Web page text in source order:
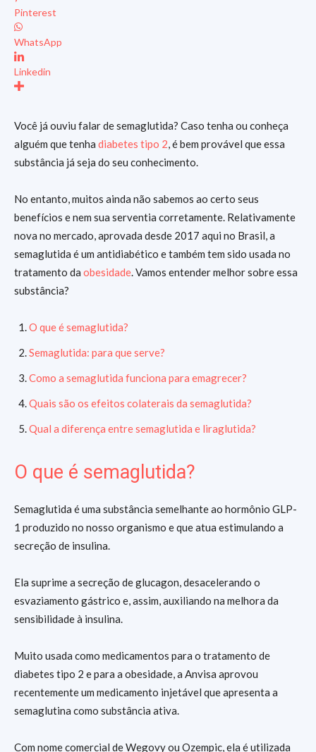
Pinterest
WhatsApp
Linkedin
Você já ouviu falar de semaglutida? Caso tenha ou conheça
alguém que tenha diabetes tipo 2, é bem provável que essa
substância já seja do seu conhecimento.
No entanto, muitos ainda não sabemos ao certo seus
benefícios e nem sua serventia corretamente. Relativamente
nova no mercado, aprovada desde 2017 aqui no Brasil, a
semaglutida é um antidiabético e também tem sido usada no
tratamento da obesidade. Vamos entender melhor sobre essa
substância?
O que é semaglutida?
Semaglutida: para que serve?
Como a semaglutida funciona para emagrecer?
Quais são os efeitos colaterais da semaglutida?
Qual a diferença entre semaglutida e liraglutida?
O que é semaglutida?
Semaglutida é uma substância semelhante ao hormônio GLP-
1 produzido no nosso organismo e que atua estimulando a
secreção de insulina.
Ela suprime a secreção de glucagon, desacelerando o
esvaziamento gástrico e, assim, auxiliando na melhora da
sensibilidade à insulina.
Muito usada como medicamentos para o tratamento de
diabetes tipo 2 e para a obesidade, a Anvisa aprovou
recentemente um medicamento injetável que apresenta a
semaglutina como substância ativa.
Com nome comercial de Wegovy ou Ozempic, ela é utilizada